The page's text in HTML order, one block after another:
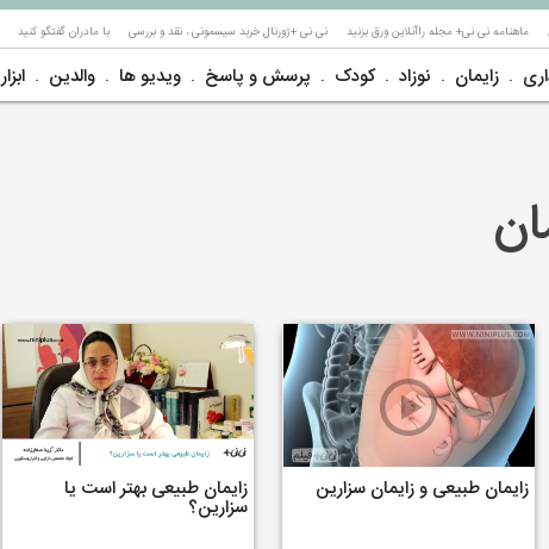
ماهنامه نی نی+ مجله راآنلاین ورق بزنید نی نی +ژورنال خربد سیسمونی ، نقد و بررسی با مادران گفتگو کنید
زایمان نوزاد کودک پرسش و پاسخ ویدیو ها والدین ابزار
زایمان طبیعی و زایمان سزارین زایمان طبیعی بهتر است یا
سزارین؟